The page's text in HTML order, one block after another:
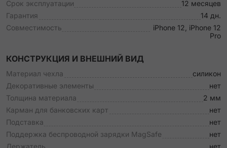
Срок эксплуатации
12 месяцев
Гарантия
14 дн.
Совместимость
iPhone 12, iPhone 12
Pro
КОНСТРУКЦИЯ И ВНЕШНИЙ ВИД
Материал чехла
силикон
Декоративные элементы
нет
Толщина материала
2 мм
Карман для банковских карт
нет
Подставка
нет
Поддержка беспроводной зарядки MagSafe
нет
Держатель
нет